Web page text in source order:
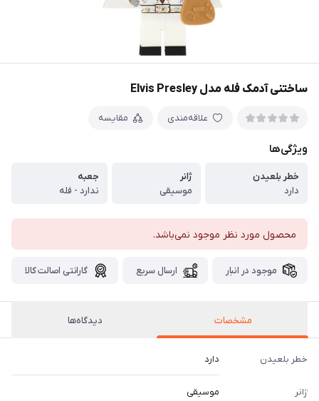
ساختنی آدمک فله مدل Elvis Presley
علاقه‌مندی مقایسه
ویژگی‌ها
خطر بلعیدن
دارد
ژانر
موسیقی
جعبه
ندارد - فله
محصول مورد نظر موجود نمی‌باشد.
موجود در انبار ارسال سریع گارانتی اصالت کالا
مشخصات دیدگاه‌ها
خطر بلعیدن دارد
ژانر موسیقی